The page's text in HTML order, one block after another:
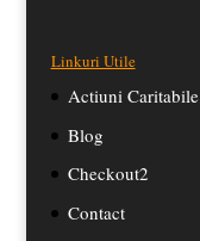
Linkuri Utile
Actiuni Caritabile
Blog
Checkout2
Contact